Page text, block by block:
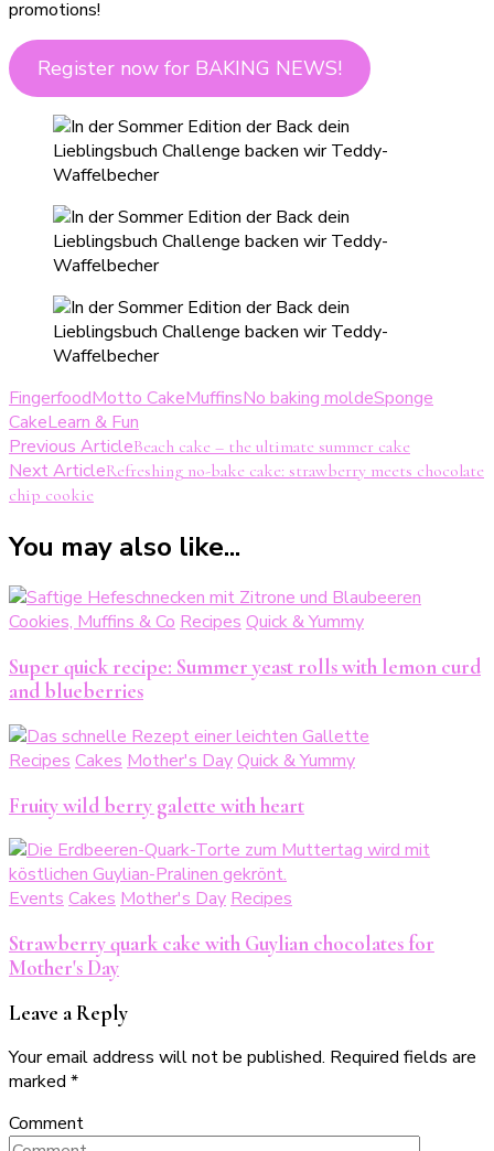
promotions!
Register now for BAKING NEWS!
FingerfoodMotto CakeMuffinsNo baking moldeSponge
CakeLearn & Fun
Post
Navigation
Previous ArticleBeach cake – the ultimate summer cake
Next ArticleRefreshing no-bake cake: strawberry meets chocolate
chip cookie
You may also like...
Cookies, Muffins & CoRecipesQuick & Yummy
Super quick recipe: Summer yeast rolls with lemon curd
and blueberries
Recipes Cakes Mother's DayQuick & Yummy
Fruity wild berry galette with heart
Events Cakes Mother's Day Recipes
Strawberry quark cake with Guylian chocolates for
Mother's Day
Leave a Reply
Your email address will not be published. Required fields are
marked *
Comment